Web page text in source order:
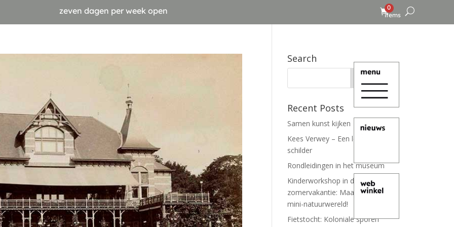
zeven dagen per week open
0
items
Search
Recent Posts
Samen kunst kijken
Kees Verwey – Een leven lang
schilder
Rondleidingen in het museum
Kinderworkshop in de
zomervakantie: Maak je eigen
mini-natuurwereld!
Fietstocht: Koloniale sporen